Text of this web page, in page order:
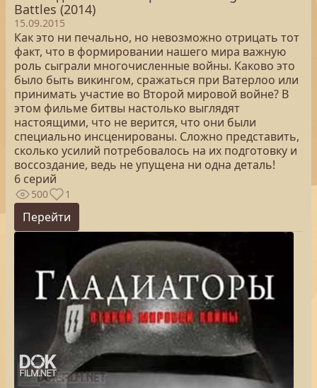
Battles (2014)
15.09.2015
Как это ни печально, но невозможно отрицать тот
факт, что в формировании нашего мира важную
роль сыграли многочисленные войны. Каково это
было быть викингом, сражаться при Ватерлоо или
принимать участие во Второй мировой войне? В
этом фильме битвы настолько выглядят
настоящими, что не верится, что они были
специально инсценированы. Сложно представить,
сколько усилий потребовалось на их подготовку и
воссоздание, ведь не упущена ни одна деталь!
6 серий
500 1
Перейти